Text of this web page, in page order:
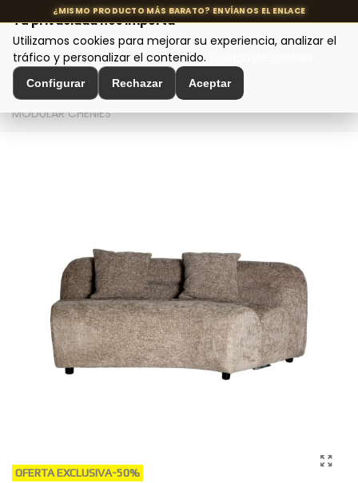
MENÚ
Inicio > Asientos y Sillas > Sofás de Diseño
MODULAR CHENIES
OFERTA EXCLUSIVA-50%
Tu privacidad nos importa
Utilizamos cookies para mejorar su experiencia, analizar el
tráfico y personalizar el contenido.
Configurar Rechazar Aceptar